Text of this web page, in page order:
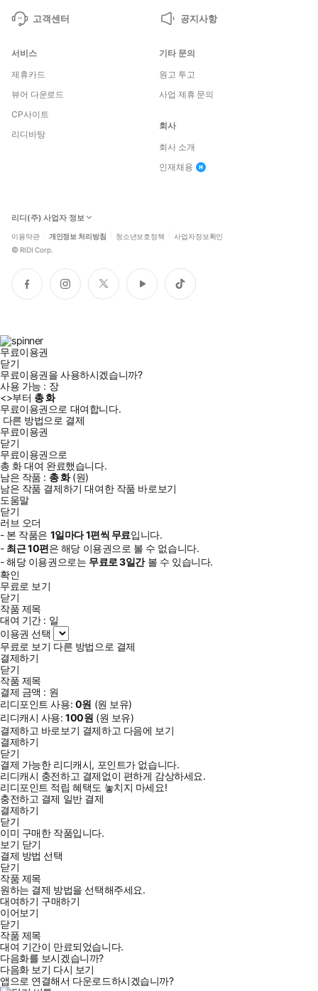
고객센터 공지사항
서비스
제휴카드
뷰어 다운로드
CP사이트
리디바탕
기타 문의
원고 투고
사업 제휴 문의
회사
회사 소개
인재채용
리디(주) 사업자 정보
이용약관 개인정보 처리방침 청소년보호정책 사업자정보확인
© RIDI Corp.
페
이
인
스
트
위
유
튜
틱
톡
무료이용권
닫기
무료이용권을 사용하시겠습니까?
사용 가능 : 장
<>부터 총화
무료이용권으로 대여합니다.
다른 방법으로 결제
무료이용권
닫기
무료이용권으로
총화대여 완료했습니다.
남은 작품 : 총화(원)
남은 작품 결제하기 대여한 작품 바로보기
도움말
닫기
러브 오더
- 본 작품은 1일마다1편씩 무료입니다.
- 최근10편은 해당 이용권으로 볼 수 없습니다.
- 해당 이용권으로는 무료로3일간볼 수 있습니다.
확인
무료로 보기
닫기
작품 제목
대여 기간 : 일
이용권 선택
무료로 보기 다른 방법으로 결제
결제하기
닫기
작품 제목
결제 금액 : 원
리디포인트 사용: 0원 (원 보유)
리디캐시 사용:100원 (원 보유)
결제하고 바로보기 결제하고 다음에 보기
결제하기
닫기
결제 가능한 리디캐시, 포인트가 없습니다.
리디캐시 충전하고 결제없이 편하게 감상하세요.
리디포인트 적립 혜택도 놓치지 마세요!
충전하고 결제 일반 결제
결제하기
닫기
이미 구매한 작품입니다.
보기 닫기
결제 방법 선택
닫기
작품 제목
원하는 결제 방법을 선택해주세요.
대여하기 구매하기
이어보기
닫기
작품 제목
대여 기간이 만료되었습니다.
다음화를 보시겠습니까?
다음화 보기 다시 보기
앱으로 연결해서 다운로드하시겠습니까?